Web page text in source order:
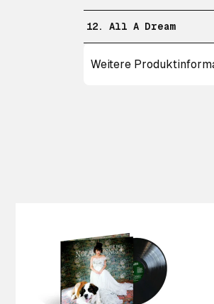
12. All A Dream
Weitere